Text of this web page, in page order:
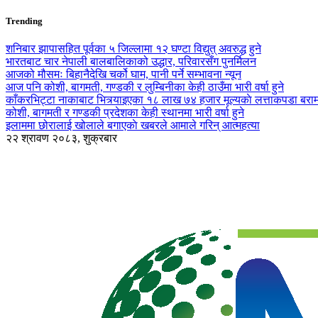
Trending
शनिबार झापासहित पूर्वका ५ जिल्लामा १२ घण्टा विद्युत् अवरुद्ध हुने
भारतबाट चार नेपाली बालबालिकाको उद्धार, परिवारसँग पुनर्मिलन
आजको मौसमः बिहानैदेखि चर्को घाम, पानी पर्ने सम्भावना न्यून
आज पनि कोशी, बागमती, गण्डकी र लुम्बिनीका केही ठाउँमा भारी वर्षा हुने
काँकरभिट्टा नाकाबाट भित्र्याइएका १८ लाख ७४ हजार मूल्यकाे लत्ताकपडा
कोशी, बागमती र गण्डकी प्रदेशका केही स्थानमा भारी वर्षा हुने
इलाममा छोरालाई खोलाले बगाएकाे खबरले आमाले गरिन् आत्महत्या
२२ श्रावण २०८३, शुक्रबार